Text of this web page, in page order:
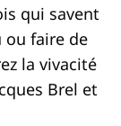
qui savent
ou faire de
la vivacité
Brel et